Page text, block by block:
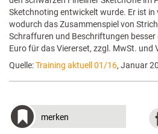
Sketchnoting entwickelt wurde. Er ist in
wodurch das Zusammenspiel von
Schraffuren und Beschriftungen besser
Euro für das Viererset, zzgl. MwSt. und
Quelle:Training aktuell 01/16, Januar
merken